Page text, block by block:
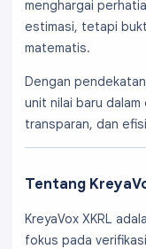
menghargai
estimasi, tetapi
matematis.
Dengan
unit nilai baru
transparan, dan
Tentang
KreyaVox XKRL
fokus pada